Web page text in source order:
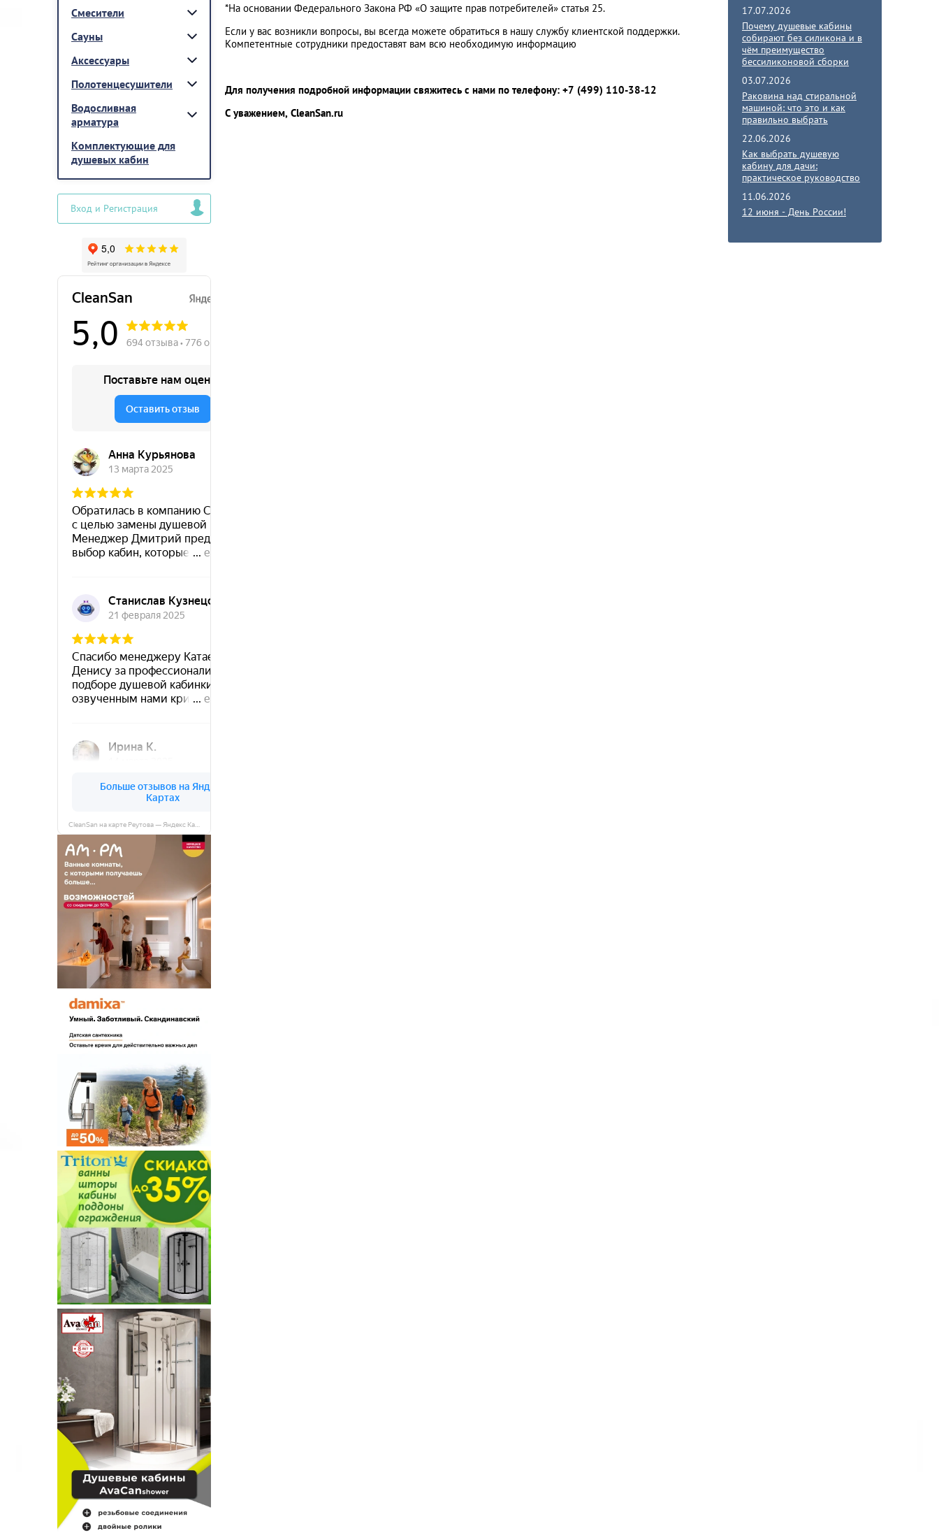
Смесители
Сауны
Аксессуары
Полотенцесушители
Водосливная
арматура
Комплектующие для
душевых кабин
Вход и Регистрация
17.07.2026
Почему душевые кабины
собирают без силикона и в
чём преимущество
бессиликоновой сборки
03.07.2026
Раковина над стиральной
машиной: что это и как
правильно выбрать
22.06.2026
Как выбрать душевую
кабину для дачи:
практическое руководство
11.06.2026
12 июня - День России!
*На основании Федерального Закона РФ «О защите прав потребителей» статья 25.
Если у вас возникли вопросы, вы всегда можете обратиться в нашу службу клиентской поддержки.
Компетентные сотрудники предоставят вам всю необходимую информацию
Для получения подробной информации свяжитесь с нами по телефону: +7 (499) 110-38-12
С уважением, CleanSan.ru